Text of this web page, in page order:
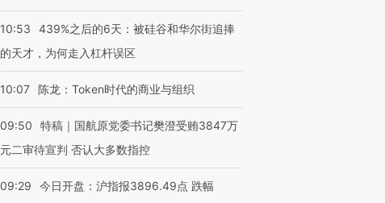
10:53
439%之后的6天：被硅谷和华尔街追捧
的天才，为何走入杠杆误区
10:07 陈龙：Token时代的商业与组织
09:50
特稿｜国航原党委书记樊澄受贿3847万
元二审待宣判 否认大多数指控
09:29 今日开盘：沪指报3896.49点 跌幅